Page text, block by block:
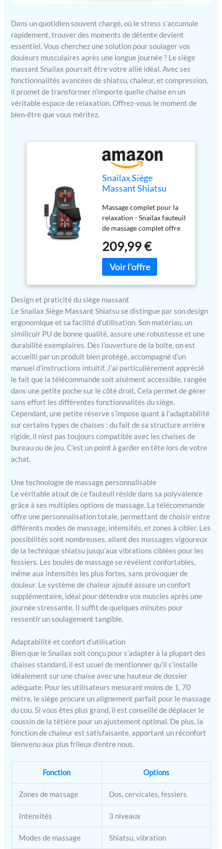
Dans un quotidien souvent chargé, où le stress s’accumule
rapidement, trouver des moments de détente devient
essentiel. Vous cherchez une solution pour soulager vos
douleurs musculaires après une longue journée ? Le siège
massant Snailax pourrait être votre allié idéal. Avec ses
fonctionnalités avancées de shiatsu, chaleur, et compression,
il promet de transformer n’importe quelle chaise en un
véritable espace de relaxation. Offrez-vous le moment de
bien-être que vous méritez.
Snailax Siège
Massant Shiatsu
Chaleur, Masseur De
Siège de Chaise avec
compression
pétrissage vibration,
Coussin de massage
pour le dos cou
épaule, Cadeaux
Massage complet pour la
relaxation - Snailax fauteuil
de massage complet offre
profond, de compression,
de vibration et de chaleur
pour vous offrir une
aider à réduire les douleurs
musculaires et le stress,
ainsi qu'à détendre la
fatigue corporelle.
Massage par compression
amélioré - Le masseur
dorsal Snailax avec chaleur
offre un massage par
compression du dos et du
siège pour réduire la
tension et la fatigue
musculaire. Le massage par
compression amélioré est
conçu pour vous apporter
une expérience de massage
Massage Shiatsu avec
pétrissage en profondeur -
Le masseur de chaise
Snailax comporte 4 nœuds
de rotation shiatsu pour
fournir un massage shiatsu
pétrissant pour le cou et
les épaules. La position des
boules de shiatsu peut être
ajustée vers le haut et vers
le bas pour répondre à vos
siège dispose également
d'un massage Shiatsu pour
douleurs dorsales. 3 zones
de massage au choix : Le
haut, le bas ou l'ensemble
du dos. Le massage
ponctuel est conçu pour
vous apporter un massage
plus ciblé. Le massage par
vibration du siège avec 3
modes aide également à
réduire la tension
musculaire. Design
S pour s'adapter à la
courbe de votre dos - Le
pour le cou et le dos est
ergonomique en forme de
à votre dos pour ajouter
209,99 €
Design et praticité du siège massant
Le Snailax Siège Massant Shiatsu se distingue par son design
ergonomique et sa facilité d’utilisation. Son matériau, un
similicuir PU de bonne qualité, assure une robustesse et une
durabilité exemplaires. Dès l’ouverture de la boîte, on est
accueilli par un produit bien protégé, accompagné d’un
manuel d’instructions intuitif. J’ai particulièrement apprécié
le fait que la télécommande soit aisément accessible, rangée
dans une petite poche sur le côté droit. Cela permet de gérer
sans effort les différentes fonctionnalités du siège.
Cependant, une petite réserve s’impose quant à l’adaptabilité
sur certains types de chaises : du fait de sa structure arrière
rigide, il n’est pas toujours compatible avec les chaises de
bureau ou de jeu. C’est un point à garder en tête lors de votre
achat.
Une technologie de massage personnalisable
Le véritable atout de ce fauteuil réside dans sa polyvalence
grâce à ses multiples options de massage. La télécommande
offre une personnalisation totale, permettant de choisir entre
différents modes de massage, intensités, et zones à cibler. Les
possibilités sont nombreuses, allant des massages vigoureux
de la technique shiatsu jusqu’aux vibrations ciblées pour les
fessiers. Les boules de massage se révèlent confortables,
même aux intensités les plus fortes, sans provoquer de
douleur. Le système de chaleur ajouté assure un confort
supplémentaire, idéal pour détendre vos muscles après une
journée stressante. Il suffit de quelques minutes pour
ressentir un soulagement tangible.
Adaptabilité et confort d’utilisation
Bien que le Snailax soit conçu pour s’adapter à la plupart des
chaises standard, il est usuel de mentionner qu’il s’installe
idéalement sur une chaise avec une hauteur de dossier
adéquate. Pour les utilisateurs mesurant moins de 1, 70
mètre, le siège procure un alignement parfait pour le massage
du cou. Si vous êtes plus grand, il est conseillé de déplacer le
coussin de la têtière pour un ajustement optimal. De plus, la
fonction de chaleur est satisfaisante, apportant un réconfort
bienvenu aux plus frileux d’entre nous.
Fonction Options
Zones de massage Dos, cervicales, fessiers
Intensités 3 niveaux
Modes de massage Shiatsu, vibration